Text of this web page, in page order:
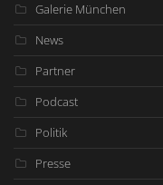
Galerie München
News
Partner
Podcast
Politik
Presse